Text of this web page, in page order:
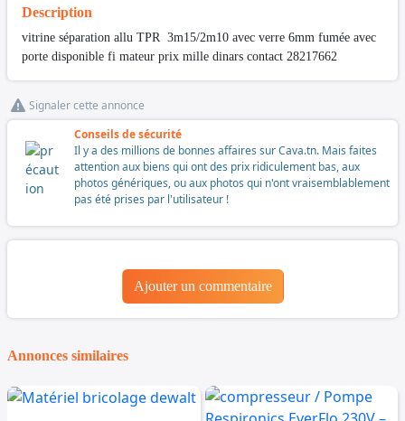
Description
vitrine séparation allu TPR 3m15/2m10 avec verre 6mm fumée avec
porte disponible fi mateur prix mille dinars contact 28217662
Signaler cette annonce
Conseils de sécurité
Il y a des millions de bonnes affaires sur Cava.tn. Mais faites
attention aux biens qui ont des prix ridiculement bas, aux
photos génériques, ou aux photos qui n'ont vraisemblablement
pas été prises par l'utilisateur !
Ajouter un commentaire
Annonces similaires